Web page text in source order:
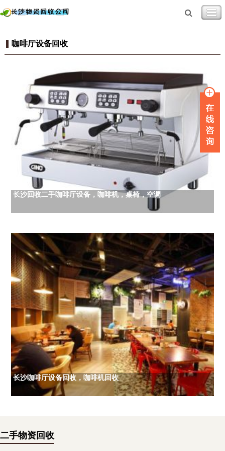
咖啡厅设备回收
长沙回收二手咖啡厅设备，咖啡机，桌椅，空调
长沙咖啡厅设备回收，咖啡机回收
二手物资回收